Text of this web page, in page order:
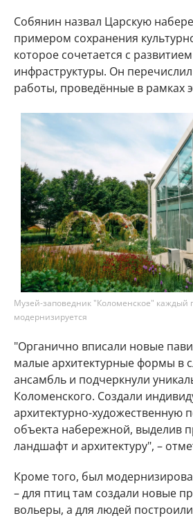
Собянин назвал Царскую
примером сохранения
которое сочетается с
инфраструктуры. Он
работы, проведённые в рамках
Музей-заповедник "Коломенское" каждый
модернизируется
"Органично вписали новые
малые архитектурные формы в
ансамбль и подчеркнули
Коломенского. Создали
архитектурно-художественную
объекта набережной, выделив
ландшафт и архитектуру", –
Кроме того, был
– для птиц там создали новые
вольеры, а для людей